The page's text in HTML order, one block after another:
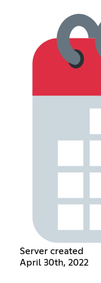
Server created
April 30th, 2022